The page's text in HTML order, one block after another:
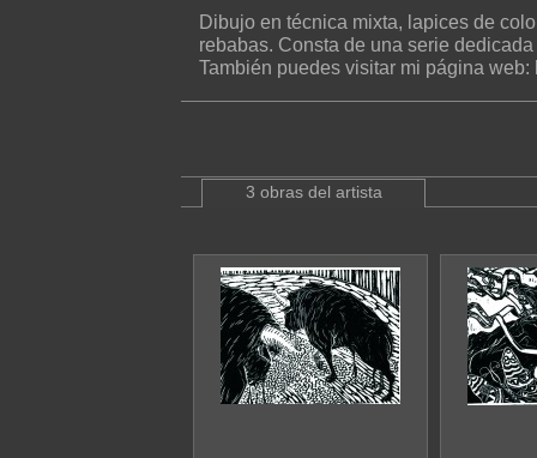
Dibujo en técnica mixta, lapices de
rebabas. Consta de una serie
También puedes visitar mi página
3 obras del artista